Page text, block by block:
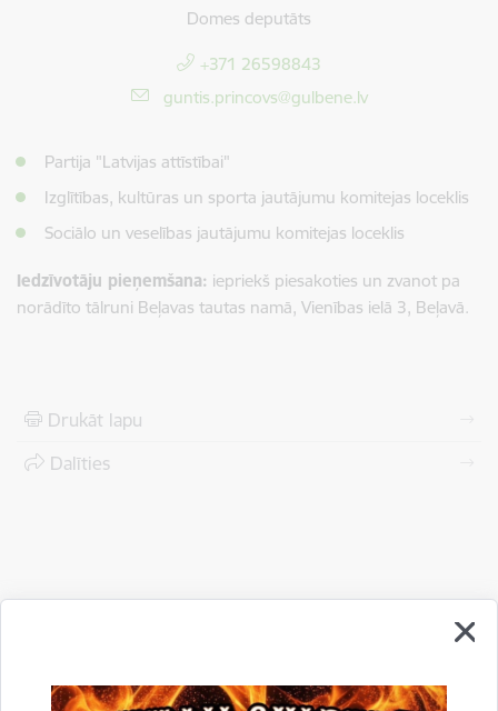
Domes deputāts
+371 26598843
E-pasts:
guntis.princovs@gulbene.lv
Partija "Latvijas attīstībai"
Izglītības, kultūras un sporta jautājumu komitejas loceklis
Sociālo un veselības jautājumu komitejas loceklis
Iedzīvotāju pieņemšana: iepriekš piesakoties un zvanot pa
norādīto tālruni Beļavas tautas namā, Vienības ielā 3, Beļavā.
Drukāt lapu
Dalīties